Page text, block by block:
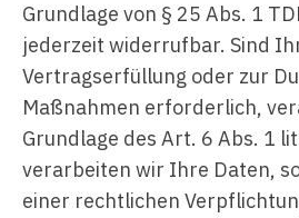
Grundlage von § 25 Abs. 1
jederzeit widerrufbar. Sind
Vertragserfüllung oder zur
Maßnahmen erforderlich,
Grundlage des Art. 6 Abs. 1
verarbeiten wir Ihre Daten,
einer rechtlichen